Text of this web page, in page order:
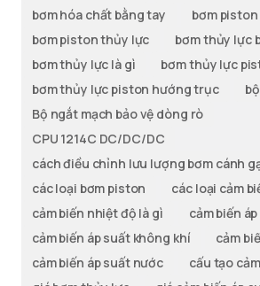
bơm hóa chất bằng tay
bơm
bơm piston thủy lực
bơm thủy lực
bơm thủy lực là gì
bơm thủy lực
bơm thủy lực piston hướng trục
Bộ ngắt mạch bảo vệ dòng rò
CPU 1214C DC/DC/DC
cách điều chỉnh lưu lượng bơm cánh
các loại bơm piston
các loại cảm
cảm biến nhiệt độ là gì
cảm biến
cảm biến áp suất không khí
cảm
cảm biến áp suất nước
cấu tạo